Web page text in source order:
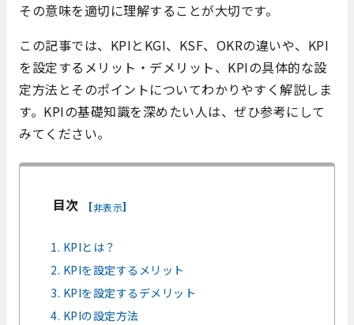
その意味を適切に理解することが大切です。
この記事では、KPIとKGI、KSF、OKRの違いや、KPI
を設定するメリット・デメリット、KPIの具体的な設
定方法とそのポイントについてわかりやすく解説しま
す。KPIの基礎知識を深めたい人は、ぜひ参考にして
みてください。
目次 [非表示]
1. KPIとは？
2. KPIを設定するメリット
3. KPIを設定するデメリット
4. KPIの設定方法